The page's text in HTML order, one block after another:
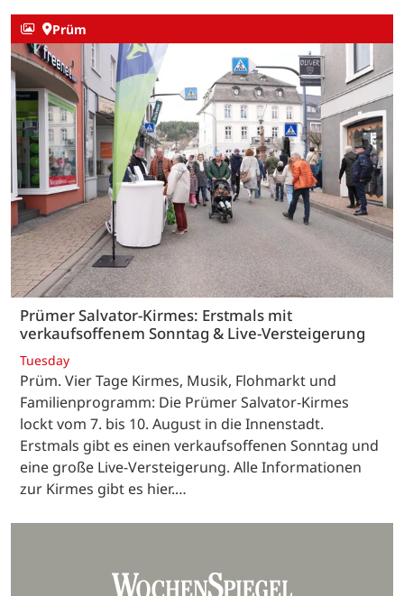
Prüm
Prümer Salvator-Kirmes: Erstmals mit
verkaufsoffenem Sonntag & Live-Versteigerung
Tuesday
Prüm. Vier Tage Kirmes, Musik, Flohmarkt und
Familienprogramm: Die Prümer Salvator-Kirmes
lockt vom 7. bis 10. August in die Innenstadt.
Erstmals gibt es einen verkaufsoffenen Sonntag und
eine große Live-Versteigerung. Alle Informationen
zur Kirmes gibt es hier.…